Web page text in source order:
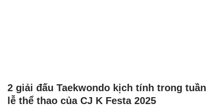
2 giải đấu Taekwondo kịch tính trong tuần
lễ thể thao của CJ K Festa 2025